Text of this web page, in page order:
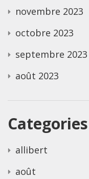
novembre 2023
octobre 2023
septembre 2023
août 2023
Categories
allibert
août